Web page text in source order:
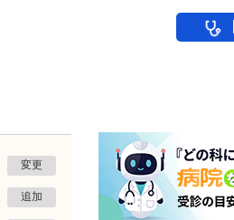
変更
追加